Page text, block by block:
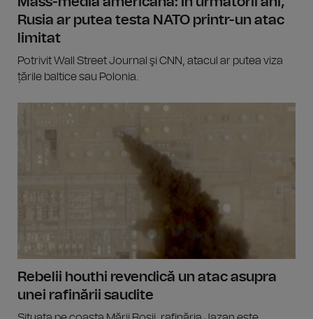
Rusia ar putea testa NATO printr-un atac
limitat
Potrivit Wall Street Journal şi CNN, atacul ar putea viza
țările baltice sau Polonia.
Rebelii houthi revendică un atac asupra
unei rafinării saudite